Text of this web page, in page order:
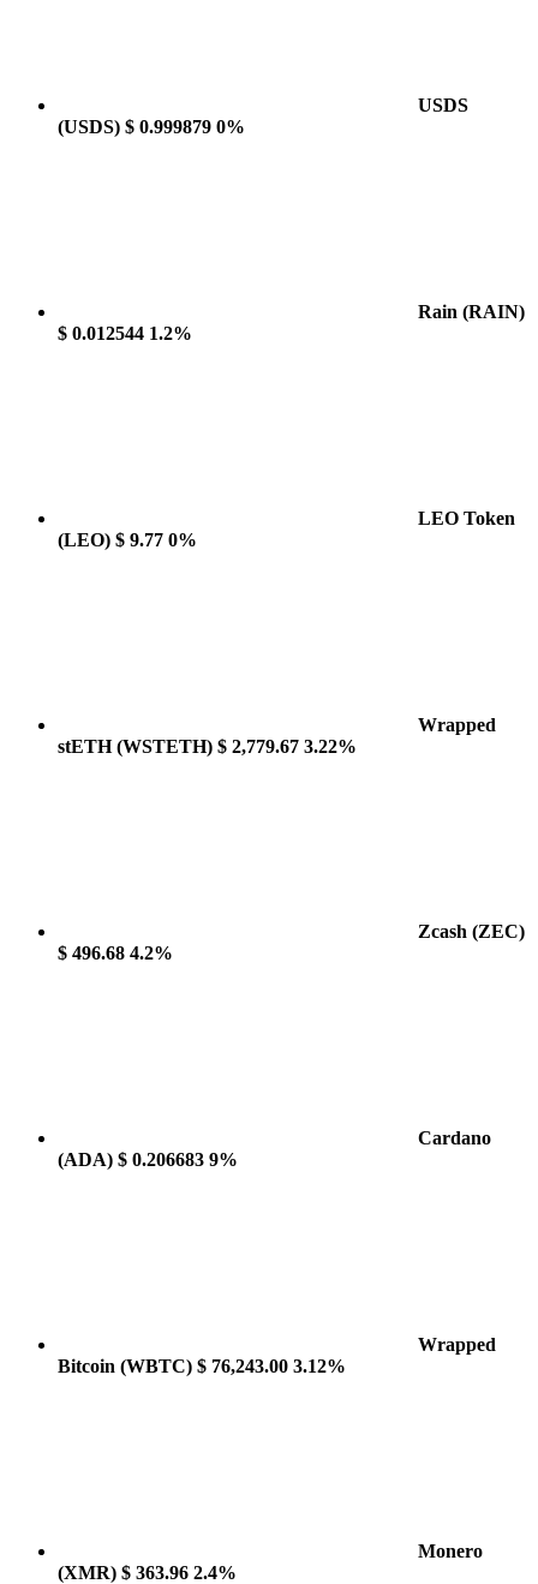
USDS
(USDS) $ 0.999879 0%
Rain (RAIN)
$ 0.012544 1.2%
LEO Token
(LEO) $ 9.77 0%
Wrapped
stETH(WSTETH) $ 2,779.67 3.22%
Zcash (ZEC)
$ 496.68 4.2%
Cardano
(ADA) $ 0.206683 9%
Wrapped
Bitcoin (WBTC) $ 76,243.00 3.12%
Monero
(XMR) $ 363.96 2.4%